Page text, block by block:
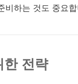
비하는 것도 중요
한 전략